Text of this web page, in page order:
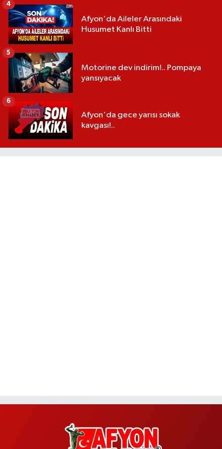
Afyon'da Aileler Arasındaki
Husumet Kanlı Bitti
4
Motorine dev indirim!.. Pompaya
yansıyacak
5
Afyon'da gece yarısı sokak
kavgası!..
6